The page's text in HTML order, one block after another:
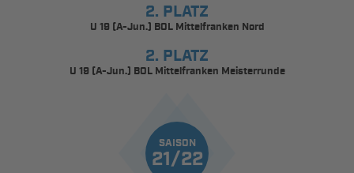
2. PLATZ
U 19 (A-Jun.) BOL Mittelfranken Nord
2. PLATZ
U 19 (A-Jun.) BOL Mittelfranken Meisterrunde
SAISON
21/22